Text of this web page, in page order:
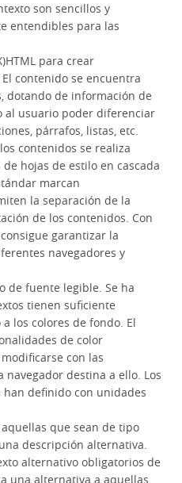
son sencillos y
entendibles para las
para crear
contenido se encuentra
dotando de información de
al usuario poder diferenciar
párrafos, listas, etc.
contenidos se realiza
hojas de estilo en cascada
marcan
la separación de la
de los contenidos. Con
garantizar la
navegadores y
de fuente legible. Se ha
tienen suficiente
los colores de fondo. El
de color
con las
navegador destina a ello. Los
definido con unidades
que sean de tipo
descripción alternativa.
alternativo obligatorios de
una alternativa a aquellas